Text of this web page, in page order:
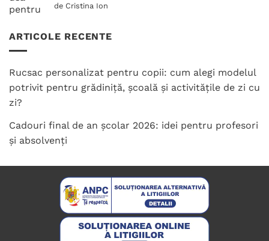
Evaluat la
de Cristina Ion
ARTICOLE RECENTE
Rucsac personalizat pentru copii: cum alegi modelul
potrivit pentru grădiniță, școală și activitățile de zi cu
zi?
Cadouri final de an școlar 2026: idei pentru profesori
și absolvenți